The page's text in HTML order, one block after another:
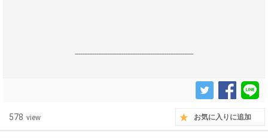
------------------------------------------------------------------
578 view お気に入りに追加